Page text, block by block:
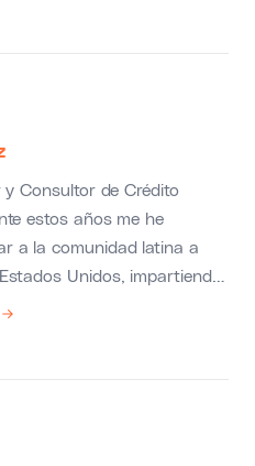
y Consultor de Crédito
estos años me he
a la comunidad latina a
Unidos, impartiendo
áreas como Bienes Raíces